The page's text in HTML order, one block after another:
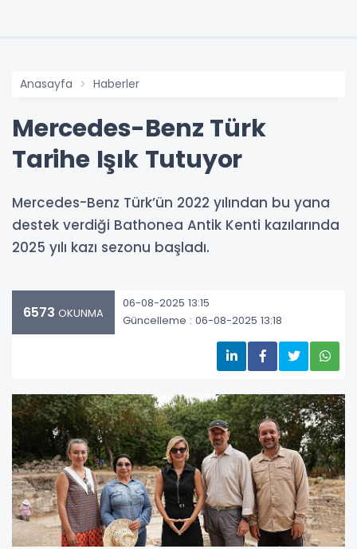
Anasayfa Haberler
Mercedes-Benz Türk
Tarihe Işık Tutuyor
Mercedes-Benz Türk’ün 2022 yılından bu yana
destek verdiği Bathonea Antik Kenti kazılarında
2025 yılı kazı sezonu başladı.
6573 OKUNMA
06-08-2025 13:15
Güncelleme : 06-08-2025 13:18